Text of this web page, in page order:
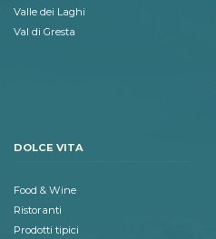
Valle dei Laghi
Val di Gresta
DOLCE VITA
Food & Wine
Ristoranti
Prodotti tipici